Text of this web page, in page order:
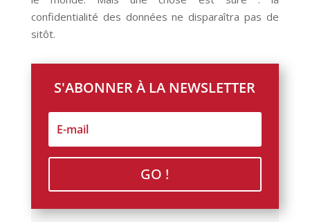
confidentialité des données ne disparaîtra pas de
sitôt.
S'ABONNER À LA NEWSLETTER
GO !